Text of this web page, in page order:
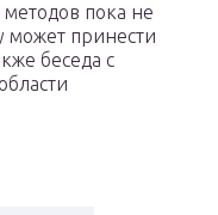
пока не
может принести
беседа с